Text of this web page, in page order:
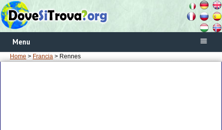
Menu
Home > Francia > Rennes